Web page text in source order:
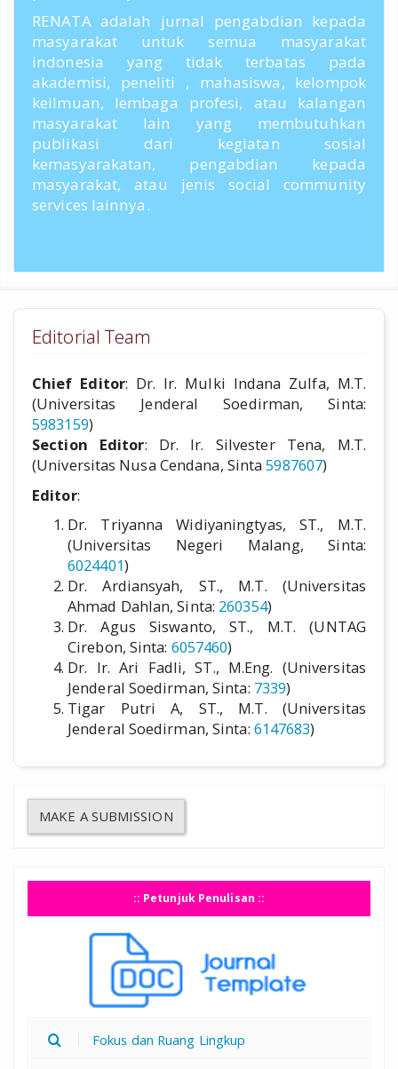
RENATA adalah jurnal pengabdian kepada
masyarakat untuk semua masyarakat
indonesia yang tidak terbatas pada
akademisi, peneliti , mahasiswa, kelompok
keilmuan, lembaga profesi, atau kalangan
masyarakat lain yang membutuhkan
publikasi dari kegiatan sosial
kemasyarakatan, pengabdian kepada
masyarakat, atau jenis social community
services lainnya.
Editorial Team
Chief Editor: Dr. Ir. Mulki Indana Zulfa, M.T.
(Universitas Jenderal Soedirman,Sinta:
5983159)
Section Editor: Dr. Ir. Silvester Tena, M.T.
(Universitas Nusa Cendana, Sinta5987607)
Editor:
Dr. Triyanna Widiyaningtyas, ST., M.T.
(Universitas Negeri Malang, Sinta:
6024401)
Dr. Ardiansyah, ST., M.T. (Universitas
Ahmad Dahlan, Sinta: 260354)
Dr. Agus Siswanto, ST., M.T. (UNTAG
Cirebon, Sinta: 6057460)
Dr. Ir. Ari Fadli, ST., M.Eng. (Universitas
Jenderal Soedirman,Sinta: 7339)
Tigar Putri A, ST., M.T. (Universitas
Jenderal Soedirman, Sinta: 6147683)
MAKE A SUBMISSION
:: Petunjuk Penulisan ::
Fokus dan Ruang Lingkup